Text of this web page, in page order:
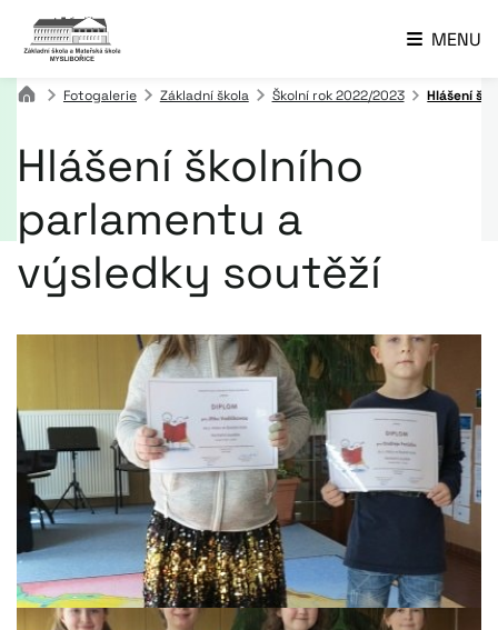
MENU
Fotogalerie Základní škola Školní rok 2022/2023 Hlášení
Hlášení školního
parlamentu a
výsledky soutěží